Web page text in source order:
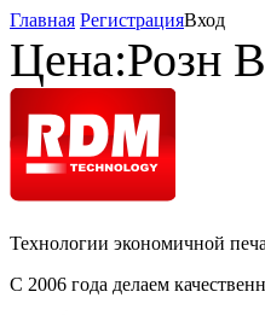
Главная РегистрацияВход
Цена:Розн
Технологии экономичной
С 2006 года делаем